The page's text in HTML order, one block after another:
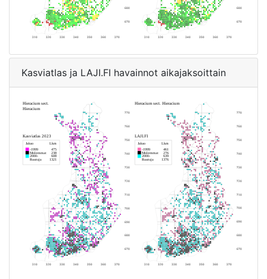
Kasviatlas ja LAJI.FI havainnot aikajaksoittain